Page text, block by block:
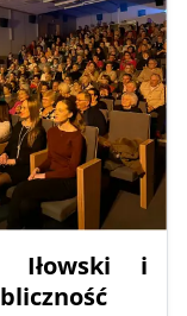
Iłowski i